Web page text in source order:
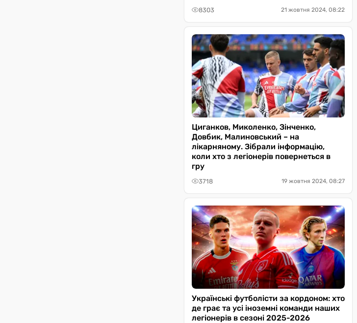
8303 21 жовтня 2024, 08:22
Циганков, Миколенко, Зінченко,
Довбик, Малиновський – на
лікарняному. Зібрали інформацію,
коли хто з легіонерів повернеться в
гру
3718 19 жовтня 2024, 08:27
Українські футболісти за кордоном: хто
де грає та усі іноземні команди наших
легіонерів в сезоні 2025-2026